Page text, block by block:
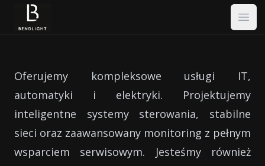
BendLight
Oferujemy kompleksowe usługi IT,
automatyki i elektryki. Projektujemy
inteligentne systemy sterowania, stabilne
sieci oraz zaawansowany monitoring z pełnym
wsparciem serwisowym. Jesteśmy również